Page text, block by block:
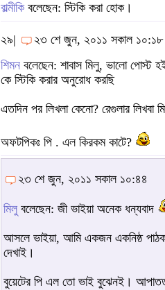
বাল্মীকিবলেছেন: স্টিকি করা হোক।
২৯|
২৩ শে জুন, ২০১১ সকাল ১০:১৮
শিমন বলেছেন: শাবাস মিলু, ভালো পোস্ট
কে স্টিকি করার অনুরোধ করছি
এতদিন পর লিখলা কেনো? রেগুলার লিখবা
অফটপিকঃ পি . এল কিরকম কাটে?
২৩ শে জুন, ২০১১ সকাল ১০:৪৪
মিলু বলেছেন: জী ভাইয়া অনেক ধন্যবাদ
আসলে ভাইয়া, আমি একজন একনিষ্ঠ
দেখাই।
বুয়েটের পি এল তো ভাই বুঝেনই। আপাতত